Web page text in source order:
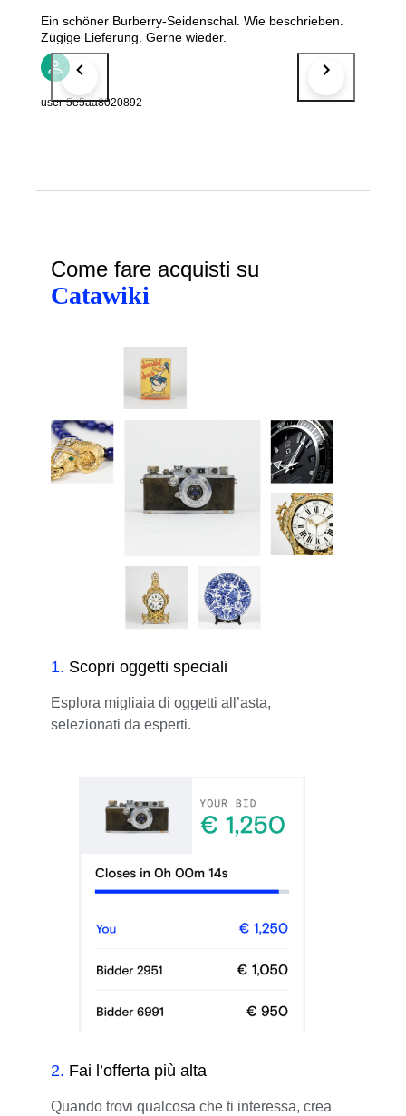
Ein schöner Burberry-Seidenschal. Wie beschrieben.
Zügige Lieferung. Gerne wieder.
user-5e5aa8020892
Come fare acquisti su
Catawiki
1. Scopri oggetti speciali
Esplora migliaia di oggetti all’asta,
selezionati da esperti.
2. Fai l’offerta più alta
Quando trovi qualcosa che ti interessa, crea